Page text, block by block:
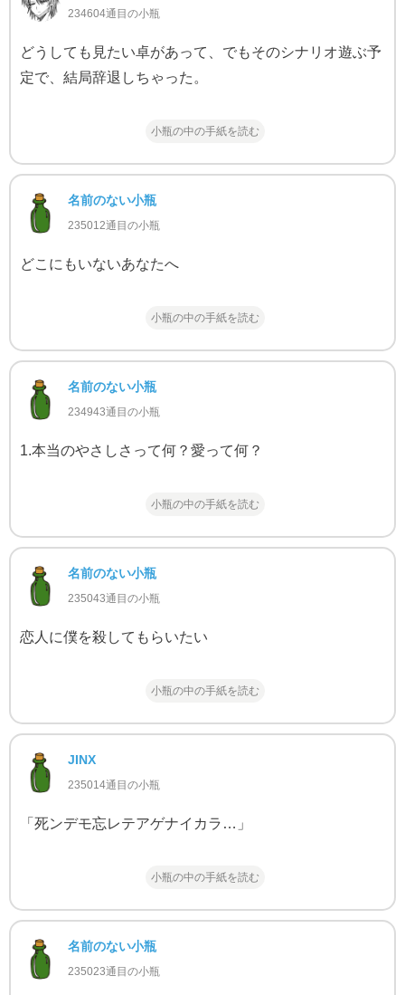
234604通目の小瓶
どうしても見たい卓があって、でもそのシナリオ遊ぶ予
定で、結局辞退しちゃった。
小瓶の中の手紙を読む
名前のない小瓶
235012通目の小瓶
どこにもいないあなたへ
小瓶の中の手紙を読む
名前のない小瓶
234943通目の小瓶
1.本当のやさしさって何？愛って何？
小瓶の中の手紙を読む
名前のない小瓶
235043通目の小瓶
恋人に僕を殺してもらいたい
小瓶の中の手紙を読む
JINX
235014通目の小瓶
「死ンデモ忘レテアゲナイカラ…」
小瓶の中の手紙を読む
名前のない小瓶
235023通目の小瓶